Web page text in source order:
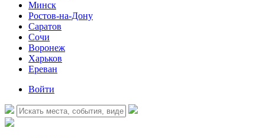
Минск
Ростов-на-Дону
Саратов
Сочи
Воронеж
Харьков
Ереван
Войти